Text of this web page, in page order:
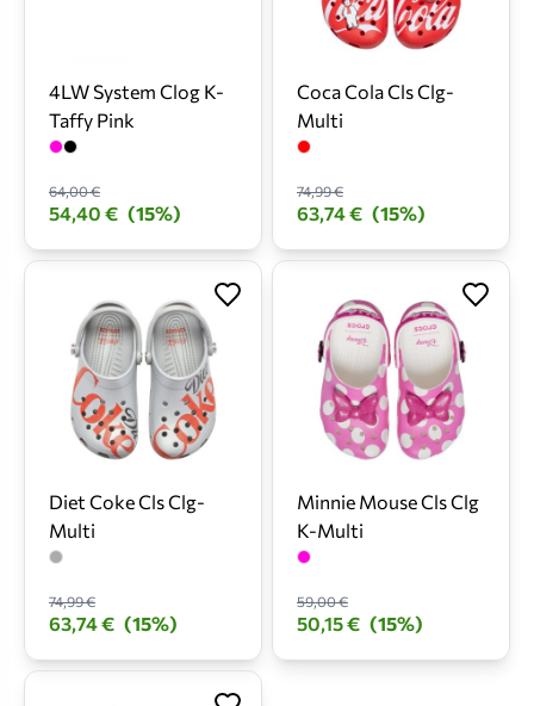
4LW System Clog K-
Taffy Pink
64,00 €
54,40 € (15%)
Coca Cola Cls Clg-
Multi
74,99 €
63,74 € (15%)
Diet Coke Cls Clg-
Multi
74,99 €
63,74 € (15%)
Minnie Mouse Cls Clg
K-Multi
59,00 €
50,15 € (15%)